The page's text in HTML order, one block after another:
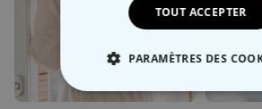
TOUT ACCEPTER
PARAMÈTRES DES
STRICTEMENT